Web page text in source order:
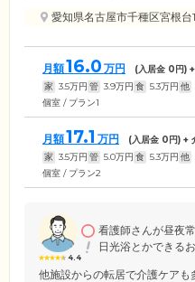
愛知県名古屋市千種区宮根台
月額16.0 万円 (入居金 0円)
家 3.5万円 管 3.9万円 食 5.3万円 他
個室 / プラン1
月額17.1 万円 (入居金 0円) +
家 3.5万円 管 5.0万円 食 5.3万円 他
個室 / プラン2
4.4
看護師さんが昼夜
日光浴とかできる
他施設からの転居で介護ケア